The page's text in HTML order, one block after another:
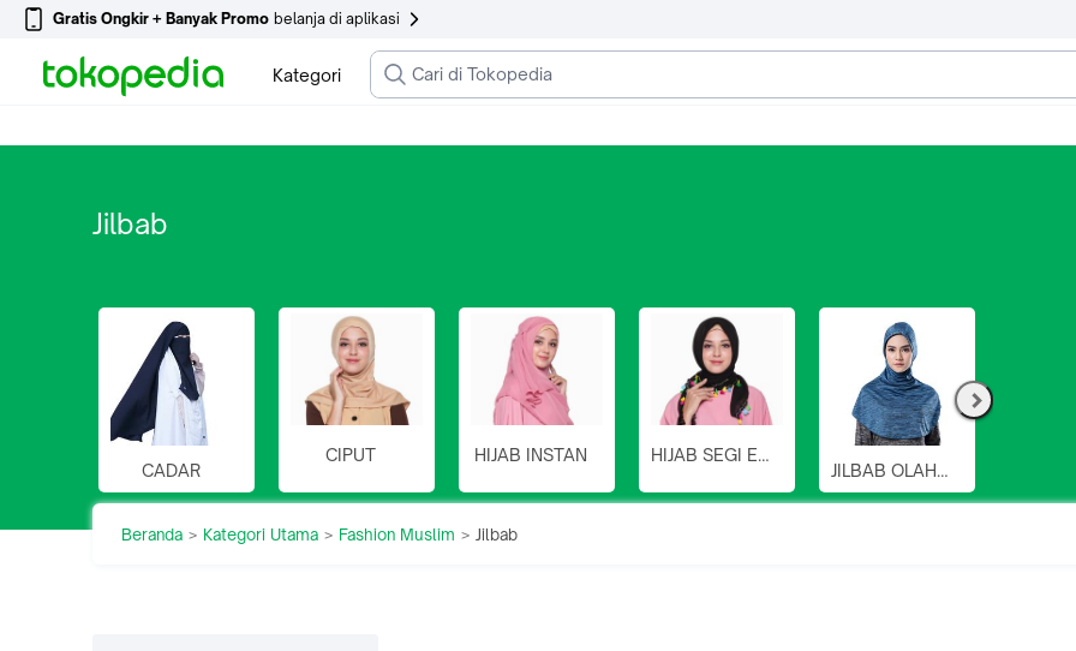
Gratis Ongkir + Banyak Promo belanja di aplikasi
Kategori
Jilbab
CADAR
CIPUT HIJAB INSTAN HIJAB SEGI EMPAT
JILBAB OLAHRAGA
Beranda > Kategori Utama > Fashion Muslim > Jilbab